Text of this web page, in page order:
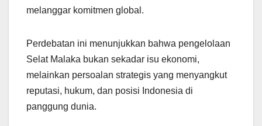
melanggar komitmen global.
Perdebatan ini menunjukkan bahwa pengelolaan
Selat Malaka bukan sekadar isu ekonomi,
melainkan persoalan strategis yang menyangkut
reputasi, hukum, dan posisi Indonesia di
panggung dunia.